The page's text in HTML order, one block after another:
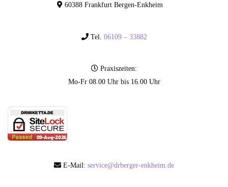
60388 Frankfurt Bergen-Enkheim
Tel. 06109 – 33882
Praxiszeiten:
Mo-Fr 08.00 Uhr bis 16.00 Uhr
E-Mail: service@drberger-enkheim.de